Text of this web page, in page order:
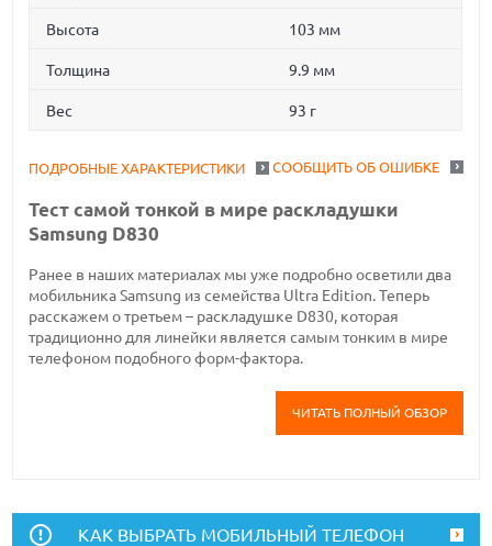
Высота 103 мм
Толщина 9.9 мм
Вес 93 г
СООБЩИТЬ ОБ ОШИБКЕ
ПОДРОБНЫЕ ХАРАКТЕРИСТИКИ
Тест самой тонкой в мире раскладушки
Samsung D830
Ранее в наших материалах мы уже подробно осветили два
мобильника Samsung из семейства Ultra Edition. Теперь
расскажем о третьем – раскладушке D830, которая
традиционно для линейки является самым тонким в мире
телефоном подобного форм-фактора.
ЧИТАТЬ ПОЛНЫЙ ОБЗОР
КАК ВЫБРАТЬ МОБИЛЬНЫЙ ТЕЛЕФОН